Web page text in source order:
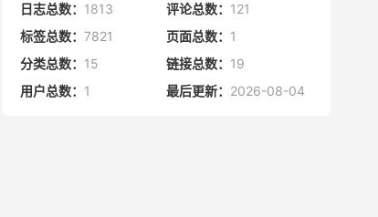
日志总数： 1813 评论总数： 121
标签总数： 7821 页面总数： 1
分类总数： 15 链接总数： 19
用户总数： 1 最后更新： 2026-08-04